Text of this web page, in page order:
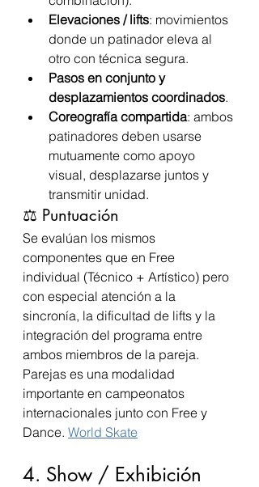
Elevaciones / lifts: movimientos
donde un patinador eleva al
otro con técnica segura.
Pasos en conjunto y
desplazamientos coordinados.
Coreografía compartida: ambos
patinadores deben usarse
mutuamente como apoyo
visual, desplazarse juntos y
transmitir unidad.
⚖️ Puntuación
Se evalúan los mismos
componentes que en Free
individual (Técnico + Artístico) pero
con especial atención a la
sincronía, la dificultad de lifts y la
integración del programa entre
ambos miembros de la pareja.
Parejas es una modalidad
importante en campeonatos
internacionales junto con Free y
Dance. World Skate
4. Show / Exhibición